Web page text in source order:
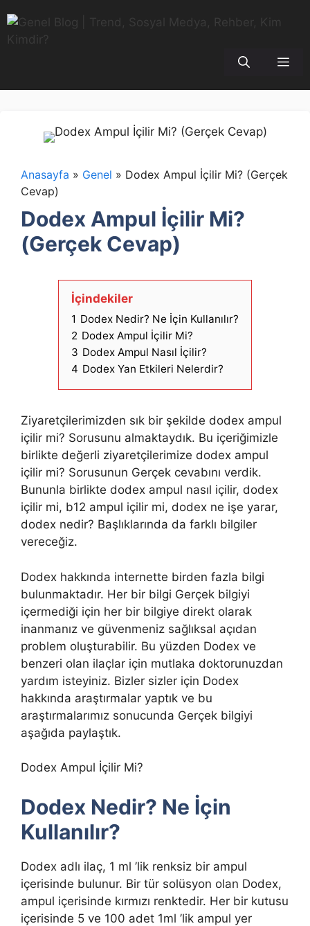
atla
Anasayfa » Genel » Dodex Ampul İçilir Mi? (Gerçek
Cevap)
Dodex Ampul İçilir Mi?
(Gerçek Cevap)
İçindekiler
1 Dodex Nedir? Ne İçin Kullanılır?
2 Dodex Ampul İçilir Mi?
3 Dodex Ampul Nasıl İçilir?
4 Dodex Yan Etkileri Nelerdir?
Ziyaretçilerimizden sık bir şekilde dodex ampul
içilir mi? Sorusunu almaktaydık. Bu içeriğimizle
birlikte değerli ziyaretçilerimize dodex ampul
içilir mi? Sorusunun Gerçek cevabını verdik.
Bununla birlikte dodex ampul nasıl içilir, dodex
içilir mi, b12 ampul içilir mi, dodex ne işe yarar,
dodex nedir? Başlıklarında da farklı bilgiler
vereceğiz.
Dodex hakkında internette birden fazla bilgi
bulunmaktadır. Her bir bilgi Gerçek bilgiyi
içermediği için her bir bilgiye direkt olarak
inanmanız ve güvenmeniz sağlıksal açıdan
problem oluşturabilir. Bu yüzden Dodex ve
benzeri olan ilaçlar için mutlaka doktorunuzdan
yardım isteyiniz. Bizler sizler için Dodex
hakkında araştırmalar yaptık ve bu
araştırmalarımız sonucunda Gerçek bilgiyi
aşağıda paylaştık.
Dodex Ampul İçilir Mi?
Dodex Nedir? Ne İçin
Kullanılır?
Dodex adlı ilaç, 1 ml ’lik renksiz bir ampul
içerisinde bulunur. Bir tür solüsyon olan Dodex,
ampul içerisinde kırmızı renktedir. Her bir kutusu
içerisinde 5 ve 100 adet 1ml ’lik ampul yer